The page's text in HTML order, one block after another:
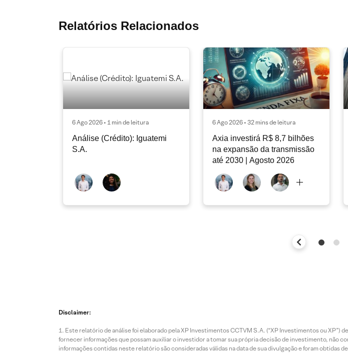
Relatórios Relacionados
6 Ago 2026 • 1 min de leitura
Análise (Crédito): Iguatemi
S.A.
6 Ago 2026 • 32 mins de leitura
Axia investirá R$ 8,7 bilhões
na expansão da transmissão
até 2030 | Agosto 2026
Disclaimer:
Este relatório de análise foi elaborado pela XP Investimentos CCTVM S.A. (“XP Investimentos ou
fornecer informações que possam auxiliar o investidor a tomar sua própria decisão de investimento, não
informações contidas neste relatório são consideradas válidas na data de sua divulgação e foram obtidas